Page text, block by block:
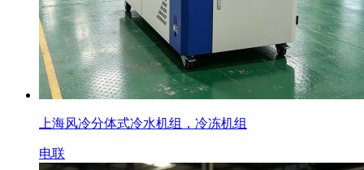
上海风冷分体式冷水机组，冷冻机组
电联